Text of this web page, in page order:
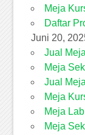
Meja
Daftar
Juni 20,
Jual
Meja
Jual
Meja
Meja
Meja